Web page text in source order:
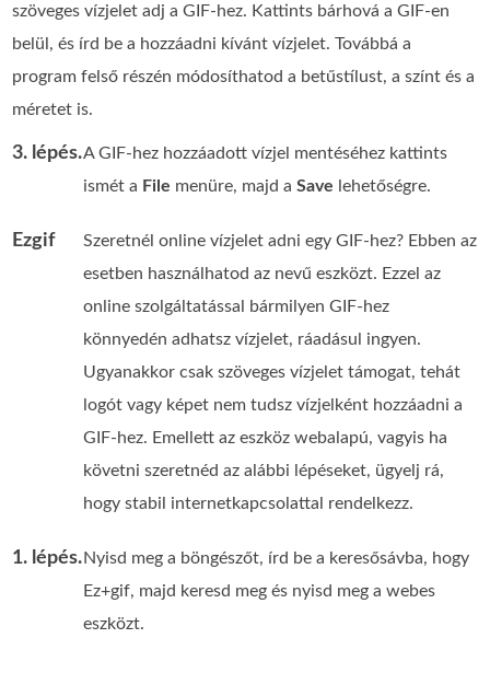
szöveges vízjelet adj a GIF-hez. Kattints bárhová a GIF-en
belül, és írd be a hozzáadni kívánt vízjelet. Továbbá a
program felső részén módosíthatod a betűstílust, a színt és a
méretet is.
3. lépés.A GIF-hez hozzáadott vízjel mentéséhez kattints
ismét a File menüre, majd aSave lehetőségre.
Szeretnél online vízjelet adni egy GIF-hez? Ebben az
esetben használhatod az
Ezgif
nevű eszközt. Ezzel az
online szolgáltatással bármilyen GIF-hez
könnyedén adhatsz vízjelet, ráadásul ingyen.
Ugyanakkor csak szöveges vízjelet támogat, tehát
logót vagy képet nem tudsz vízjelként hozzáadni a
GIF-hez. Emellett az eszköz webalapú, vagyis ha
követni szeretnéd az alábbi lépéseket, ügyelj rá,
hogy stabil internetkapcsolattal rendelkezz.
1. lépés.Nyisd meg a böngészőt, írd be a keresősávba, hogy
Ez+gif, majd keresd meg és nyisd meg a webes
eszközt.